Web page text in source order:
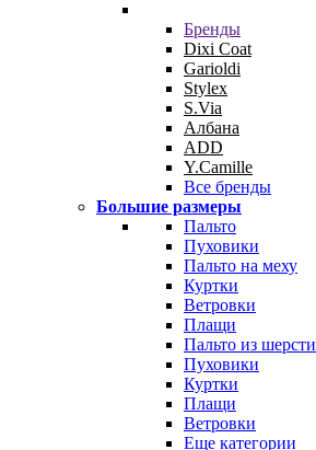
Бренды
Dixi Coat
Garioldi
Stylex
S.Via
Албана
ADD
Y.Camille
Все бренды
Большие размеры
Пальто
Пуховики
Пальто на меху
Куртки
Ветровки
Плащи
Пальто из шерсти
Пуховики
Куртки
Плащи
Ветровки
Еще категории